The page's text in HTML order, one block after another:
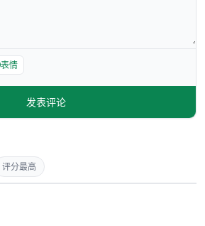
表情
发表评论
评分最高